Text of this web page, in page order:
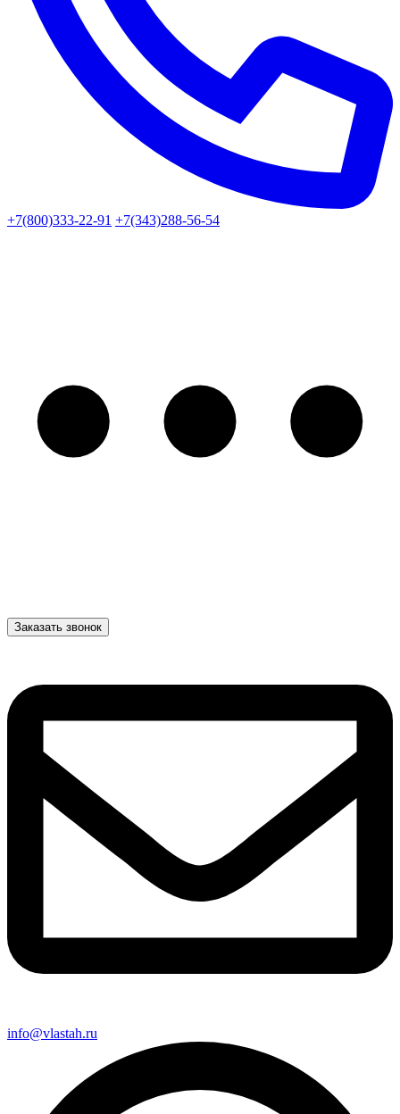
+7(800)333-22-91 +7(343)288-56-54
Заказать звонок
info@vlastah.ru